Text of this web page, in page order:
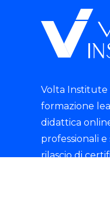
Volta Institute
formazione
didattica
professionali
rilascio di